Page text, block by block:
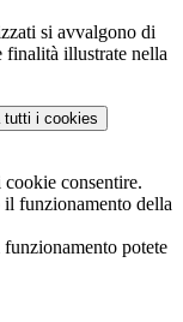
si avvalgono di
finalità illustrate nella
tutti i cookies
cookie consentire.
il funzionamento della
potete